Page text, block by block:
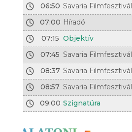
06:50 Savaria Filmfesztivál
07:00 Híradó
07:15 Objektív
07:45 Savaria Filmfesztivál
08:37 Savaria Filmfesztivál
08:57 Savaria Filmfesztivál
09:00 Szignatúra